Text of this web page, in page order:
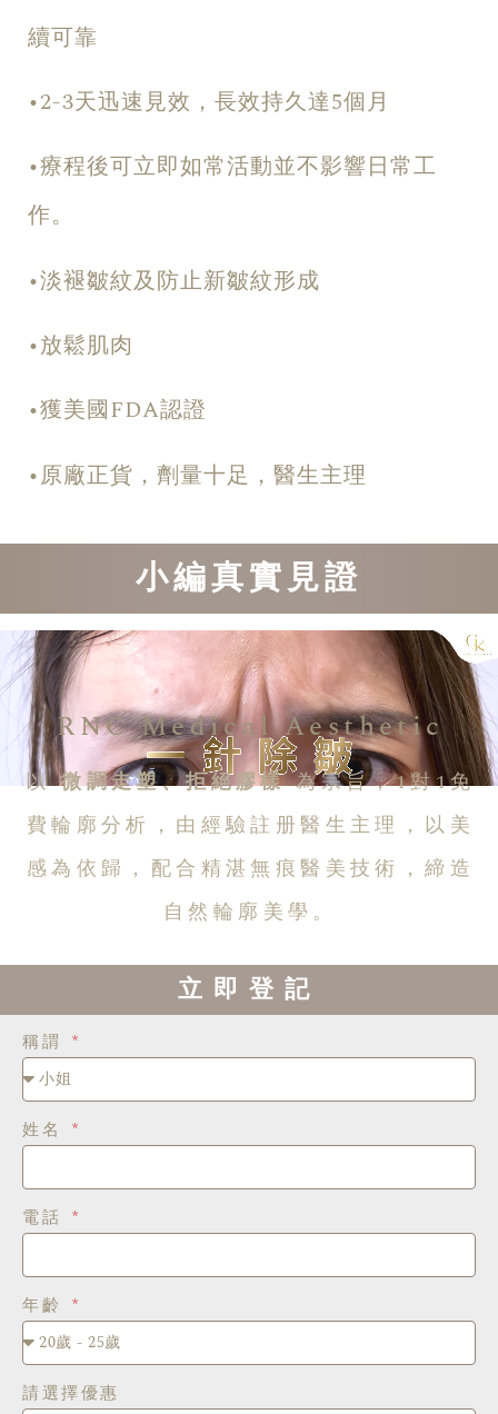
續可靠
•2-3天迅速見效，長效持久達5個月
•療程後可立即如常活動並不影響日常工
作。
•淡褪皺紋及防止新皺紋形成
•放鬆肌肉
•獲美國FDA認證
•原廠正貨，劑量十足，醫生主理
小編真實見證
RNC Medical Aesthetic
以微調走塑、拒絕膠樣為宗旨，1對1免
費輪廓分析，由經驗註册醫生主理，以美
感為依歸，配合精湛無痕醫美技術，締造
自然輪廓美學。
立即登記
稱謂
姓名
電話
年齡
請選擇優惠